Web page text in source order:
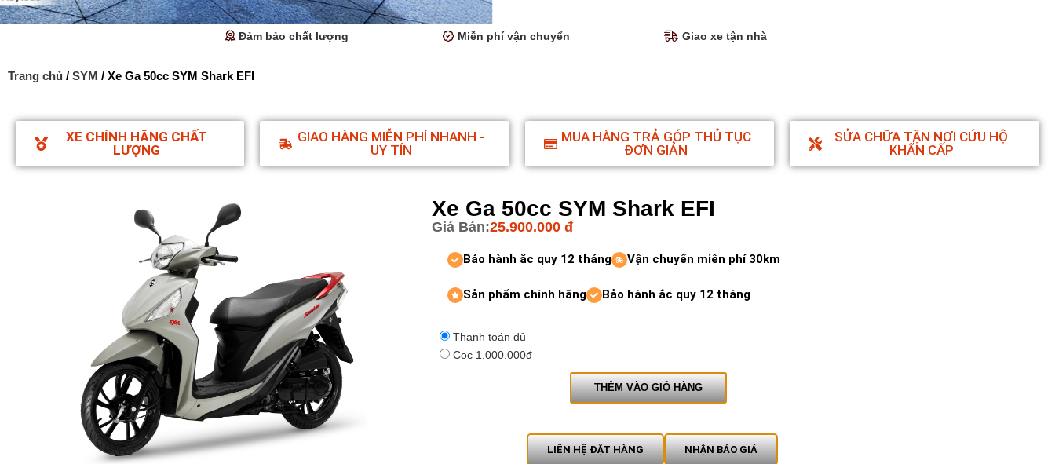
Đảm bảo chất lượng Miễn phí vận chuyển Giao xe tận nhà
Trang chủ / SYM / Xe Ga 50cc SYM Shark EFI
XE CHÍNH HÃNG CHẤT
LƯỢNG
GIAO HÀNG MIỄN PHÍ NHANH -
UY TÍN
MUA HÀNG TRẢ GÓP THỦ TỤC
ĐƠN GIẢN
SỬA CHỮA TẬN NƠI CỨU HỘ
KHẨN CẤP
Xe Ga 50cc SYM Shark EFI
Giá Bán:25.900.000 đ
Bảo hành ắc quy 12 tháng Vận chuyển miễn phí 30km
Sản phẩm chính hãng Bảo hành ắc quy 12 tháng
Thanh toán đủ
Cọc 1.000.000đ
THÊM VÀO GIỎ HÀNG
LIÊN HỆ ĐẶT HÀNG NHẬN BÁO GIÁ